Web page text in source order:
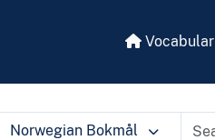
Norwegian Bokmål